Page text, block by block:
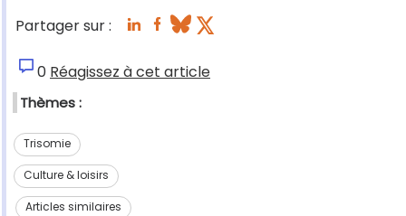
Partager sur :
0 Réagissez à cet article
Thèmes :
Trisomie
Culture & loisirs
Articles similaires